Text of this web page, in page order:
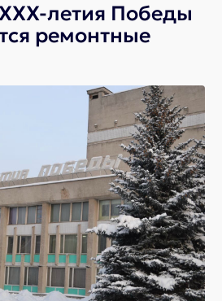
летия Победы
ремонтные